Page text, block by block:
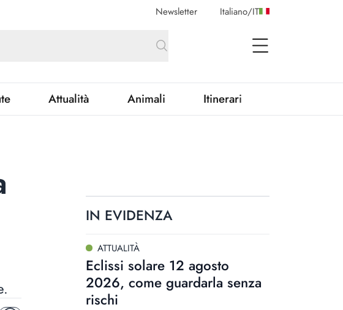
Newsletter Italiano/IT
open Menu
Attualità Animali Itinerari
IN EVIDENZA
ATTUALITÀ
Eclissi solare 12 agosto
2026, come guardarla senza
rischi